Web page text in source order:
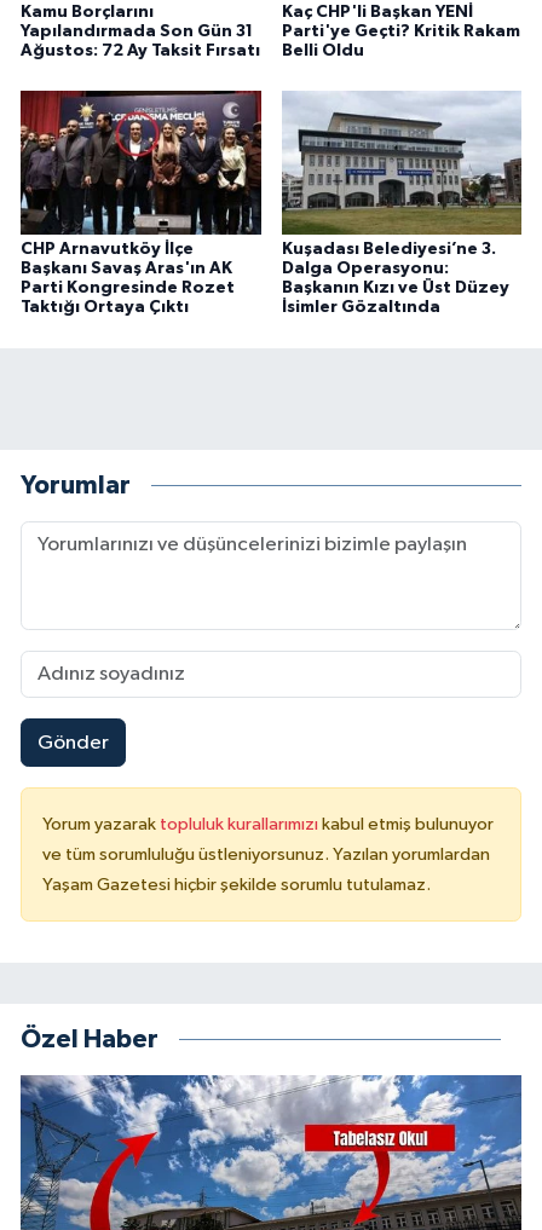
Kamu Borçlarını
Yapılandırmada Son Gün 31
Ağustos: 72 Ay Taksit Fırsatı
Kaç CHP'li Başkan YENİ
Parti'ye Geçti? Kritik Rakam
Belli Oldu
CHP Arnavutköy İlçe
Başkanı Savaş Aras'ın AK
Parti Kongresinde Rozet
Taktığı Ortaya Çıktı
Kuşadası Belediyesi’ne 3.
Dalga Operasyonu:
Başkanın Kızı ve Üst Düzey
İsimler Gözaltında
Yorumlar
Gönder
Yorum yazarak topluluk kurallarımızı kabul etmiş bulunuyor
ve tüm sorumluluğu üstleniyorsunuz. Yazılan yorumlardan
Yaşam Gazetesi hiçbir şekilde sorumlu tutulamaz.
Özel Haber